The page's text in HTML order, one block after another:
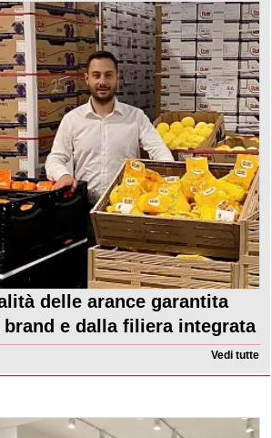
delle arance garantita
e dalla filiera integrata
Vedi tutte